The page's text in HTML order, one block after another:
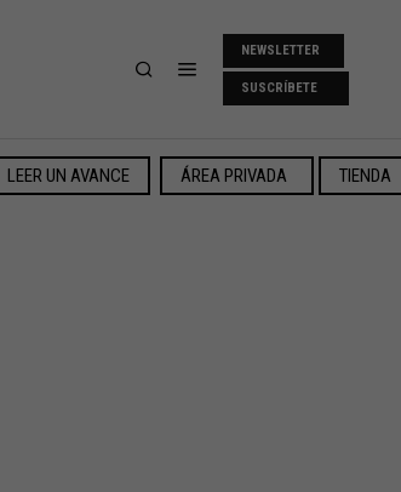
NEWSLETTER
SUSCRÍBETE
LEER UN AVANCE ÁREA PRIVADA TIENDA